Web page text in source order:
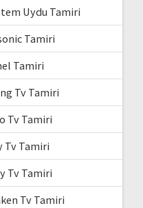
Uydu Tamiri
Tamiri
Tamiri
Tv Tamiri
Tv Tamiri
Tv Tamiri
Tv Tamiri
Tv Tamiri